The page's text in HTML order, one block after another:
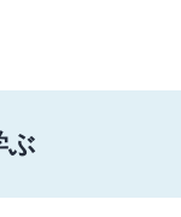
ぶ